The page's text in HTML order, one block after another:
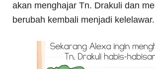
akan menghajar Tn. Drakuli dan
berubah kembali menjadi kelelawar.